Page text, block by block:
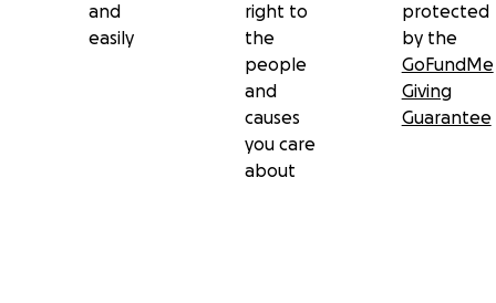
and
easily
right to
the
people
and
causes
you care
about
protected
by the
GoFundMe
Giving
Guarantee